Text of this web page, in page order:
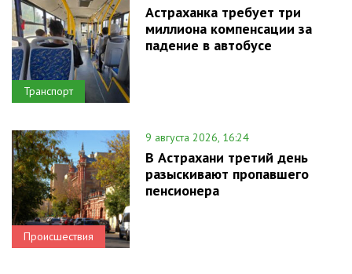
Транспорт
Астраханка требует три
миллиона компенсации за
падение в автобусе
Происшествия
9 августа 2026, 16:24
В Астрахани третий день
разыскивают пропавшего
пенсионера